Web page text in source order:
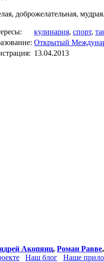
доброжелательная, мудрая.
кулинария, спорт,
Открытый
13.04.2013
Акопянц, Роман Равве,
Наш блог Наше